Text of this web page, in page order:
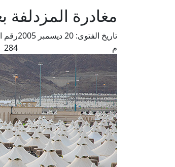
مغادرة المزدلفة
تاريخ الفتوى:
20 ديسمبر 2005
م
رقم
284